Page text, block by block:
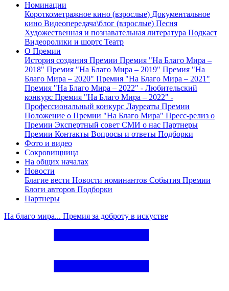
Номинации
Короткометражное кино (взрослые) Документальное
кино Видеопередача\блог (взрослые) Песня
Художественная и познавательная литература Подкаст
Видеоролики и шортс Театр
О Премии
История создания Премии Премия "На Благо Мира –
2018" Премия "На Благо Мира – 2019" Премия "На
Благо Мира – 2020" Премия "На Благо Мира – 2021"
Премия "На Благо Мира – 2022" - Любительский
конкурс Премия "На Благо Мира – 2022" -
Профессиональный конкурс Лауреаты Премии
Положение о Премии "На Благо Мира" Пресс-релиз о
Премии Экспертный совет СМИ о нас Партнеры
Премии Контакты Вопросы и ответы Подборки
Фото и видео
Сокровищница
На общих началах
Новости
Благие вести Новости номинантов События Премии
Блоги авторов Подборки
Партнеры
На благо мира... Премия за доброту в искустве